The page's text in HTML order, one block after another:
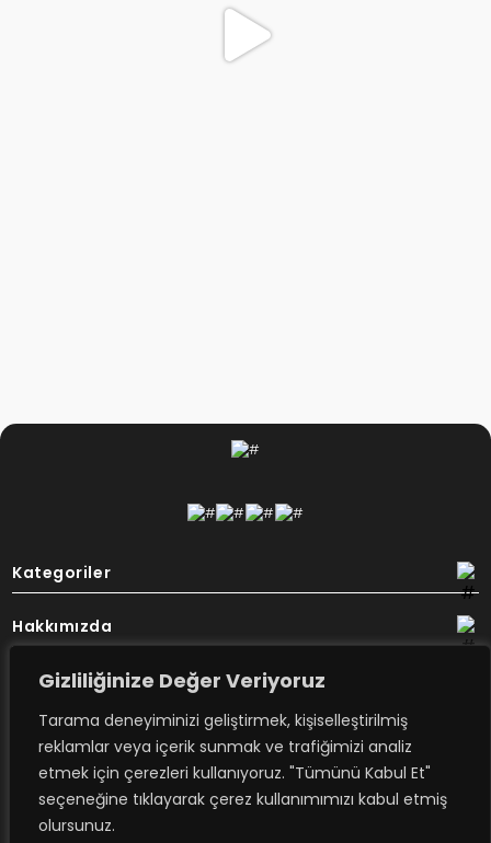
Gizliliğinize Değer Veriyoruz
Tarama deneyiminizi geliştirmek, kişiselleştirilmiş
reklamlar veya içerik sunmak ve trafiğimizi analiz
etmek için çerezleri kullanıyoruz. "Tümünü Kabul Et"
seçeneğine tıklayarak çerez kullanımımızı kabul etmiş
olursunuz.
Kategoriler
Hakkımızda
Destek
Bülten